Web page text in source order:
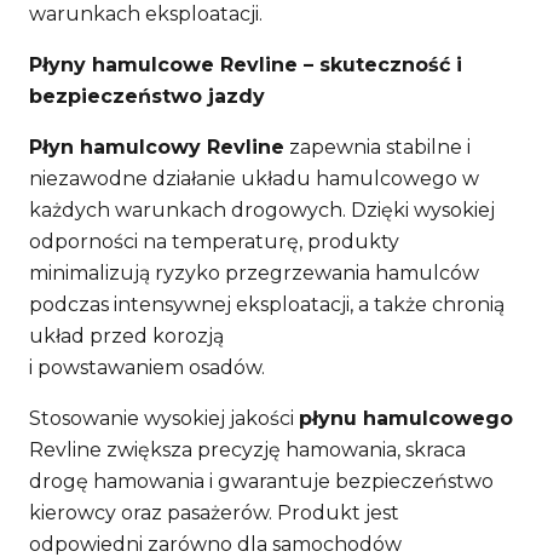
warunkach eksploatacji.
Płyny hamulcowe Revline – skuteczność i
bezpieczeństwo jazdy
Płyn hamulcowy Revline zapewnia stabilne i
niezawodne działanie układu hamulcowego w
każdych warunkach drogowych. Dzięki wysokiej
odporności na temperaturę, produkty
minimalizują ryzyko przegrzewania hamulców
podczas intensywnej eksploatacji, a także chronią
układ przed korozją
i powstawaniem osadów.
Stosowanie wysokiej jakości płynu hamulcowego
Revline zwiększa precyzję hamowania, skraca
drogę hamowania i gwarantuje bezpieczeństwo
kierowcy oraz pasażerów. Produkt jest
odpowiedni zarówno dla samochodów